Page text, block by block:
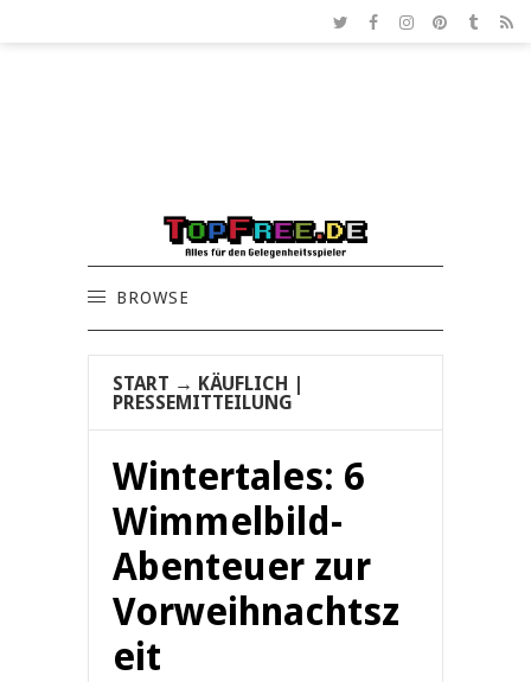
BROWSE
START → KÄUFLICH
PRESSEMITTEILUNG
Wintertales: 6
Wimmelbild-
Abenteuer zur
Vorweihnachtsz
eit